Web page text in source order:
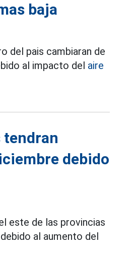
baja
del pais cambiaran de
al impacto del aire
tendran
debido
este de las provincias
debido al aumento del